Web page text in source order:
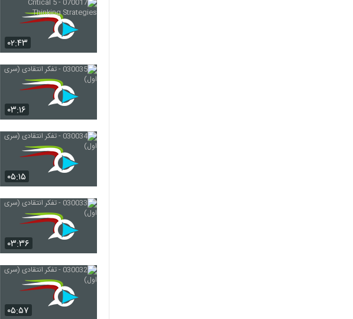
030039 - نظریه انتخاب عقلانی
۵۹۴ بازدید
۶۱۰ بازدید
030041 - نظریه انتخاب عقلانی
۵۰۳ بازدید
030029 - تفکر انتقادی (سری اول)
030030 - تفکر انتقادی (سری اول)
۶۰۱ بازدید
030031 - تفکر انتقادی (سری اول)
۵۶۲ بازدید
030032 - تفکر انتقادی (سری اول)
۶۴۳ بازدید
۰۲:۴۳
۰۳:۱۶
۰۵:۱۵
۰۳:۳۶
۰۵:۵۷